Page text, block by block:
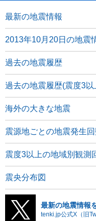
最新の地震情報
2013年10月20日の地震
過去の地震履歴
過去の地震履歴(震度3以
海外の大きな地震
震源地ごとの地震発生回
震度3以上の地域別観測
震央分布図
最新の地震情報
tenki.jp公式X（旧